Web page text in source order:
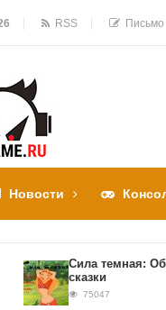
RSS Письмо
Новости
Сила темная:
сказки
75047